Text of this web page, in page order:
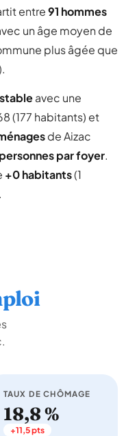
entre91 hommes
un âge moyen de
plus âgée que
avec une
(177 habitants) et
de Aizac
par foyer.
+0 habitants(1
TAUX DE CHÔMAGE
18,8 %
+11,5 pts